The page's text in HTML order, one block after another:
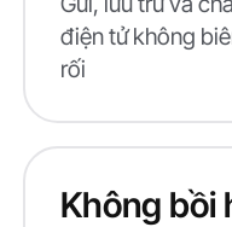
điện tử không
rối
Không bồi